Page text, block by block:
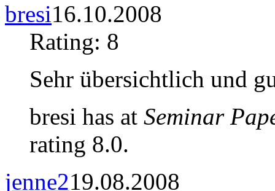
bresi16.10.2008
Rating: 8
Sehr übersichtlich und
bresi has at Seminar
rating 8.0.
jenne219.08.2008